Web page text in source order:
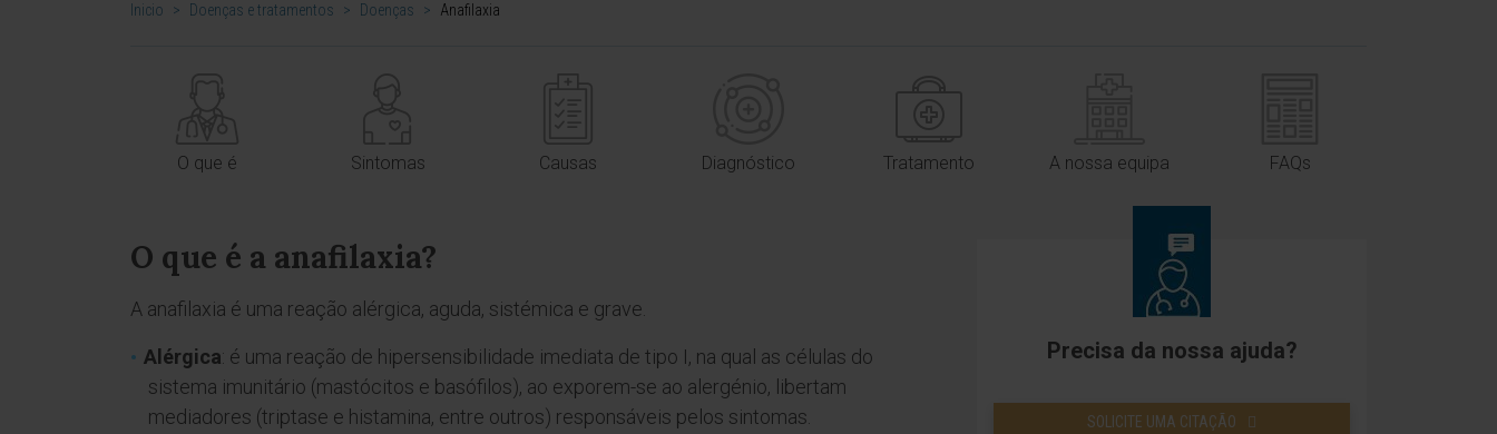
Inicio > Doenças e tratamentos > Doenças > Anafilaxia
O que é Sintomas Causas Diagnóstico Tratamento A nossa equipa FAQs
O que é a anafilaxia?
A anafilaxia é uma reação alérgica, aguda, sistémica e grave.
Alérgica: é uma reação de hipersensibilidade imediata de tipo I, na qual as células do
sistema imunitário (mastócitos e basófilos), ao exporem-se ao alergénio, libertam
mediadores (triptase e histamina, entre outros) responsáveis pelos sintomas.
Precisa da nossa ajuda?
SOLICITE UMA CITAÇÃO